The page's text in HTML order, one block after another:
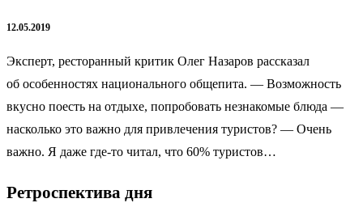
12.05.2019
Эксперт, ресторанный критик Олег Назаров рассказал
об особенностях национального общепита. — Возможность
вкусно поесть на отдыхе, попробовать незнакомые блюда —
насколько это важно для привлечения туристов? — Очень
важно. Я даже где-то читал, что 60% туристов…
Ретроспектива дня